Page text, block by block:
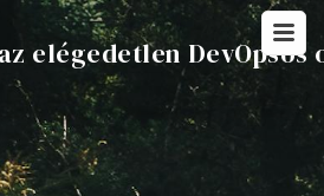
az elégedetlen DevOpsos